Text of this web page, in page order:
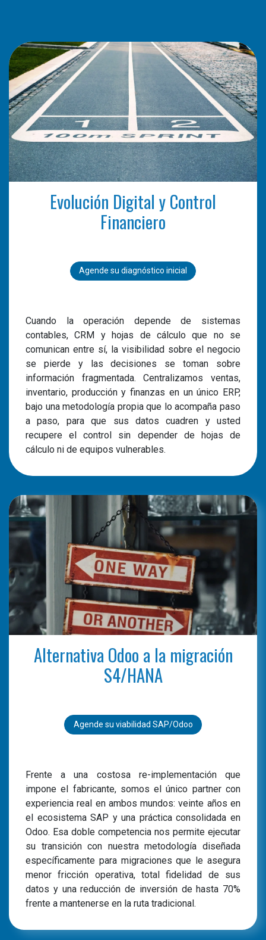
Evolución Digital y Control
Financiero
Agende su diagnóstico inicial
Cuando la operación depende de sistemas
contables, CRM y hojas de cálculo que no se
comunican entre sí, la visibilidad sobre el negocio
se pierde y las decisiones se toman sobre
información fragmentada. Centralizamos ventas,
inventario, producción y finanzas en un único ERP,
bajo una metodología propia que lo acompaña paso
a paso, para que sus datos cuadren y usted
recupere el control sin depender de hojas de
cálculo ni de equipos vulnerables.
Alternativa Odoo a la migración
S4/HANA
Agende su viabilidad SAP/Odoo
Frente a una costosa re-implementación que
impone el fabricante, somos el único partner con
experiencia real en ambos mundos: veinte años en
el ecosistema SAP y una práctica consolidada en
Odoo. Esa doble competencia nos permite ejecutar
su transición con nuestra metodología diseñada
específicamente para migraciones que le asegura
menor fricción operativa, total fidelidad de sus
datos y una reducción de inversión de hasta 70%
frente a mantenerse en la ruta tradicional.